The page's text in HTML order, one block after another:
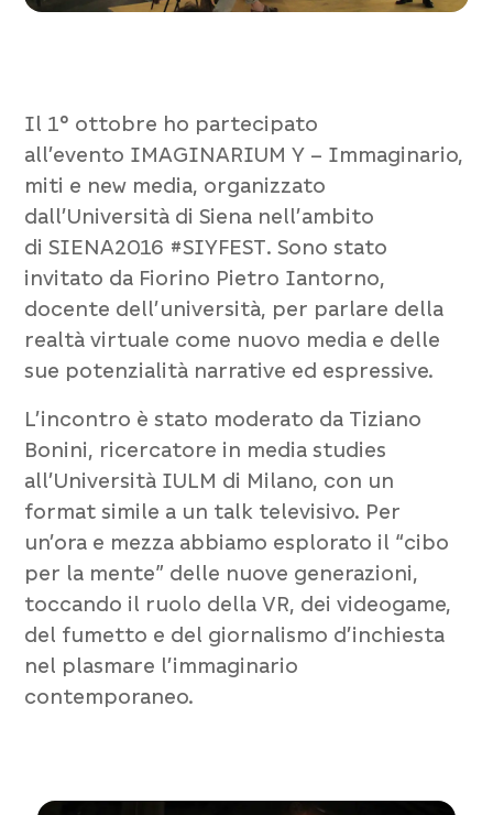
Il 1° ottobre ho partecipato
all’evento IMAGINARIUM Y – Immaginario,
miti e new media, organizzato
dall’Università di Siena nell’ambito
diSIENA2016 #SIYFEST. Sono stato
invitato da Fiorino Pietro Iantorno,
docente dell’università, per parlare della
realtà virtuale come nuovo media e delle
sue potenzialità narrative ed espressive.
L’incontro è stato moderato da Tiziano
Bonini, ricercatore in media studies
all’Università IULM di Milano, con un
format simile a un talk televisivo. Per
un’ora e mezza abbiamo esplorato il “cibo
per la mente” delle nuove generazioni,
toccando il ruolo della VR, dei videogame,
del fumetto e del giornalismo d’inchiesta
nel plasmare l’immaginario
contemporaneo.